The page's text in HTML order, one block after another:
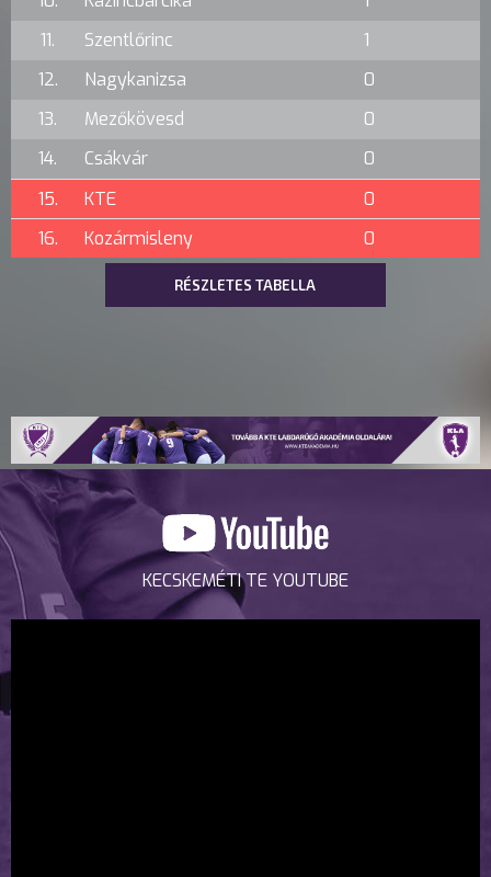
11.
Szentlőrinc
1
12.
Nagykanizsa
0
13.
Mezőkövesd
0
14.
Csákvár
0
15.
KTE
0
16.
Kozármisleny 0
RÉSZLETES TABELLA
KECSKEMÉTI TE YOUTUBE